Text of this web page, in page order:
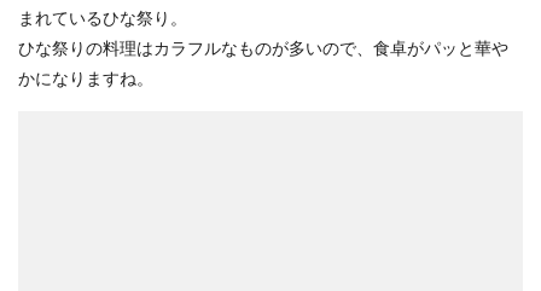
まれているひな祭り。
ひな祭りの料理はカラフルなものが多いので、食卓がパッと華や
かになりますね。